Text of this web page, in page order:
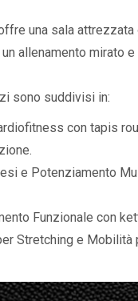
una sala attrezzata
allenamento mirato e
sono suddivisi in:
con tapis
e Potenziamento
Funzionale con
Stretching e Mobilità